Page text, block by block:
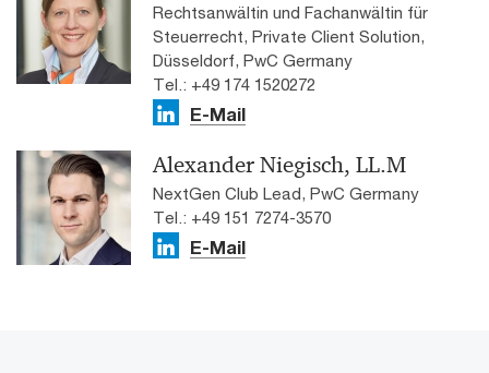
Rechtsanwältin und Fachanwältin für
Steuerrecht, Private Client Solution,
Düsseldorf, PwC Germany
Tel.: +49 174 1520272
E-Mail
Alexander Niegisch, LL.M
NextGen Club Lead, PwC Germany
Tel.: +49 151 7274-3570
E-Mail